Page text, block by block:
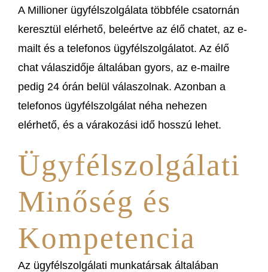
A Millioner ügyfélszolgálata többféle csatornán
keresztül elérhető, beleértve az élő chatet, az e-
mailt és a telefonos ügyfélszolgálatot. Az élő
chat válaszidője általában gyors, az e-mailre
pedig 24 órán belül válaszolnak. Azonban a
telefonos ügyfélszolgálat néha nehezen
elérhető, és a várakozási idő hosszú lehet.
Ügyfélszolgálati
Minőség és
Kompetencia
Az ügyfélszolgálati munkatársak általában